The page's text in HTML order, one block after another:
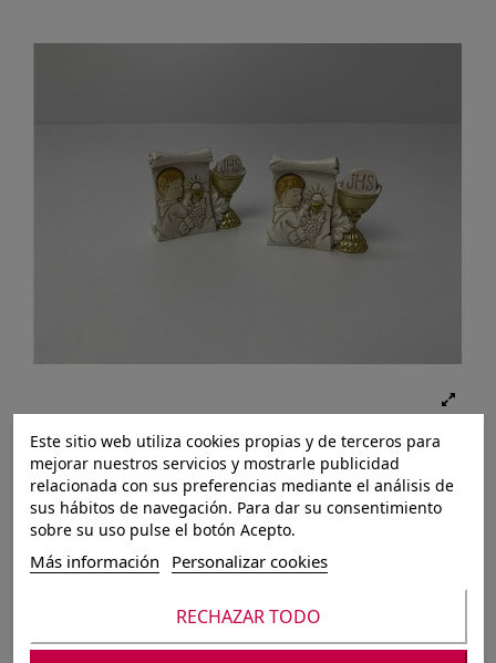
8435593307663
Este sitio web utiliza cookies propias y de terceros para
mejorar nuestros servicios y mostrarle publicidad
relacionada con sus preferencias mediante el análisis de
sus hábitos de navegación. Para dar su consentimiento
sobre su uso pulse el botón Acepto.
Más información Personalizar cookies
RECHAZAR TODO